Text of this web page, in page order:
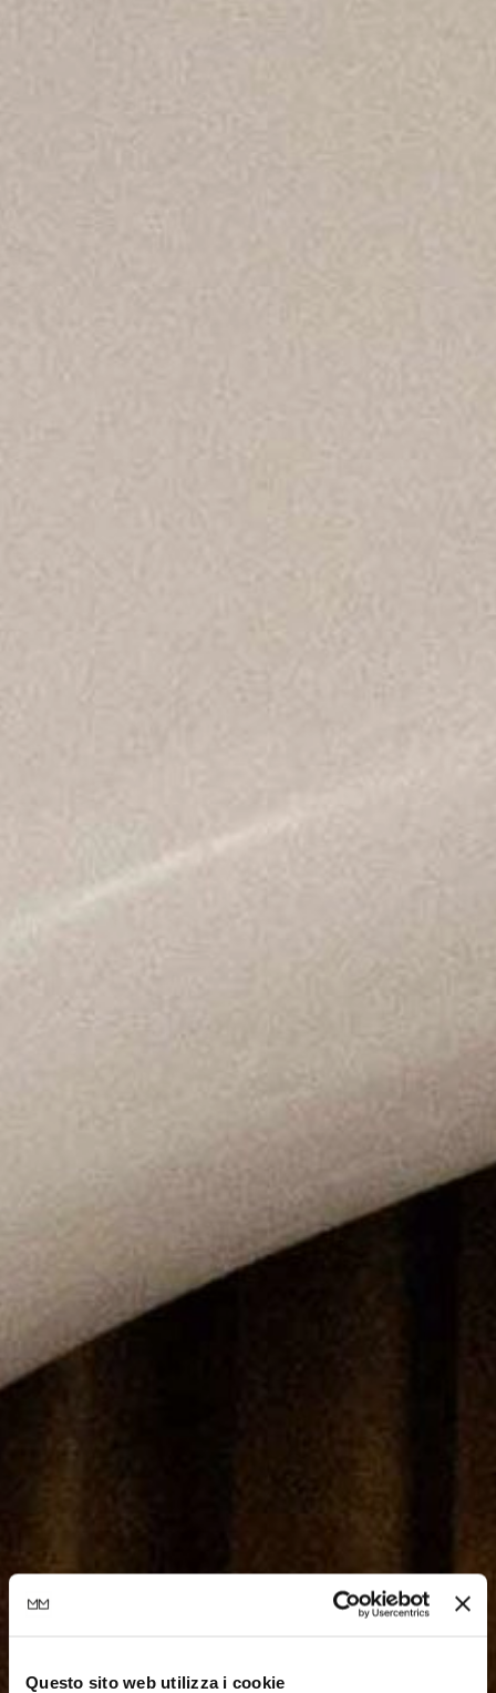
Questo sito web utilizza i cookie